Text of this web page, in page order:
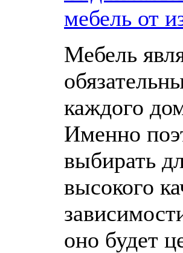
мебель от
Мебель
каждого
Именно
выбирать
высокого
оно будет